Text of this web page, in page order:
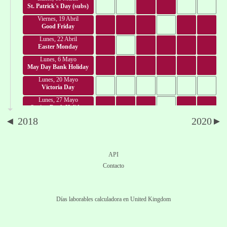
St. Patrick's Day (subs)
Viernes, 19 Abril
Good Friday
Lunes, 22 Abril
Easter Monday
Lunes, 6 Mayo
May Day Bank Holiday
Lunes, 20 Mayo
Victoria Day
Lunes, 27 Mayo
Spring Bank Holiday
Lunes, 28 Octubre
◄ 2018 2020►
API
Contacto
Días laborables calculadora en United Kingdom